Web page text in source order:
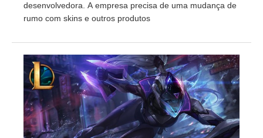
desenvolvedora. A empresa precisa de uma mudança de
rumo com skins e outros produtos